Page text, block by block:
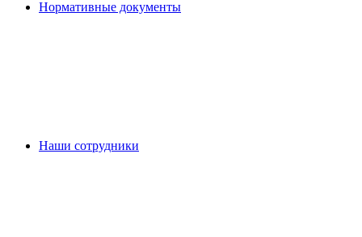
Нормативные документы
Наши сотрудники